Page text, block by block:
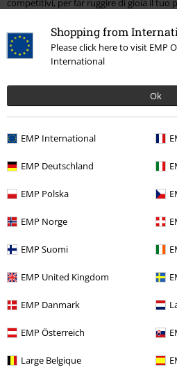
Shopping from
Please click here to visit EMP
International
Ok
EMP International
EMP Deutschland
EMP Polska
EMP Norge
EMP Suomi
EMP United Kingdom
EMP Danmark
EMP Österreich
Large Belgique
competitivi, per far ruggire di gioia il tuo
Comodità preistorica:Ordina online con
comodamente a casa.
tuo aiuto e rispondere a ogni tua
Non aspettare, libera il dinosauro che è
Iscriviti ora e ricevi un buono sconto
Con la presente acconsento a ricevere le
consenso ad utilizzare i miei dati per
riguardanti i prodotti trattati. Sono al
verranno gestiti in conformità con la
tale consenso in qualunque momento,
Clicca quiper annullare liscrizione alla